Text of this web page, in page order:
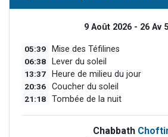
9 Août 2026 - 26 Av
05:39 Mise des Téfilines
06:38 Lever du soleil
13:37 Heure de milieu du jour
20:36 Coucher du soleil
21:18 Tombée de la nuit
Chabbath